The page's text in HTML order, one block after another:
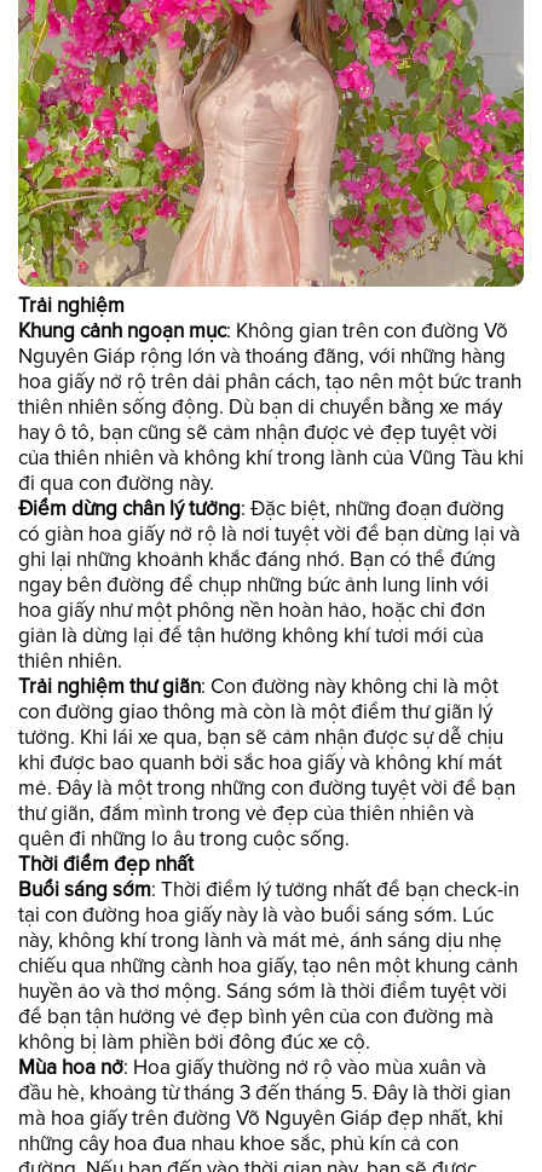
Trải nghiệm
Khung cảnh ngoạn mục: Không gian trên con đường Võ
Nguyên Giáp rộng lớn và thoáng đãng, với những hàng
hoa giấy nở rộ trên dải phân cách, tạo nên một bức tranh
thiên nhiên sống động. Dù bạn di chuyển bằng xe máy
hay ô tô, bạn cũng sẽ cảm nhận được vẻ đẹp tuyệt vời
của thiên nhiên và không khí trong lành của Vũng Tàu khi
đi qua con đường này.
Điểm dừng chân lý tưởng: Đặc biệt, những đoạn đường
có giàn hoa giấy nở rộ là nơi tuyệt vời để bạn dừng lại và
ghi lại những khoảnh khắc đáng nhớ. Bạn có thể đứng
ngay bên đường để chụp những bức ảnh lung linh với
hoa giấy như một phông nền hoàn hảo, hoặc chỉ đơn
giản là dừng lại để tận hưởng không khí tươi mới của
thiên nhiên.
Trải nghiệm thư giãn: Con đường này không chỉ là một
con đường giao thông mà còn là một điểm thư giãn lý
tưởng. Khi lái xe qua, bạn sẽ cảm nhận được sự dễ chịu
khi được bao quanh bởi sắc hoa giấy và không khí mát
mẻ. Đây là một trong những con đường tuyệt vời để bạn
thư giãn, đắm mình trong vẻ đẹp của thiên nhiên và
quên đi những lo âu trong cuộc sống.
Thời điểm đẹp nhất
Buổi sáng sớm: Thời điểm lý tưởng nhất để bạn check-in
tại con đường hoa giấy này là vào buổi sáng sớm. Lúc
này, không khí trong lành và mát mẻ, ánh sáng dịu nhẹ
chiếu qua những cành hoa giấy, tạo nên một khung cảnh
huyền ảo và thơ mộng. Sáng sớm là thời điểm tuyệt vời
để bạn tận hưởng vẻ đẹp bình yên của con đường mà
không bị làm phiền bởi đông đúc xe cộ.
Mùa hoa nở: Hoa giấy thường nở rộ vào mùa xuân và
đầu hè, khoảng từ tháng 3 đến tháng 5. Đây là thời gian
mà hoa giấy trên đường Võ Nguyên Giáp đẹp nhất, khi
những cây hoa đua nhau khoe sắc, phủ kín cả con